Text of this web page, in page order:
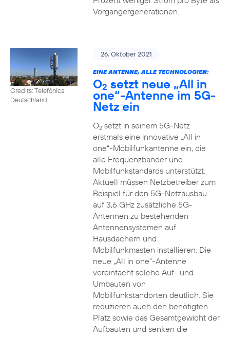
Vorgängergenerationen.
Credits: Telefónica
Deutschland
26. Oktober 2021
EINE ANTENNE, ALLE TECHNOLOGIEN:
O2 setzt neue „All in
one“-Antenne im 5G-
Netz ein
O2setzt in seinem 5G-Netz
erstmals eine innovative „All in
one“-Mobilfunkantenne ein, die
alle Frequenzbänder und
Mobilfunkstandards unterstützt.
Aktuell müssen Netzbetreiber zum
Beispiel für den 5G-Netzausbau
auf 3,6 GHz zusätzliche 5G-
Antennen zu bestehenden
Antennensystemen auf
Hausdächern und
Mobilfunkmasten installieren. Die
neue „All in one“-Antenne
vereinfacht solche Auf- und
Umbauten von
Mobilfunkstandorten deutlich. Sie
reduzieren auch den benötigten
Platz sowie das Gesamtgewicht der
Aufbauten und senken die